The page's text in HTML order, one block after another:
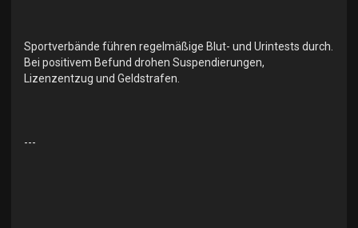
Sportverbände führen regelmäßige Blut- und Urintests durch.
Bei positivem Befund drohen Suspendierungen,
Lizenzentzug und Geldstrafen.
---